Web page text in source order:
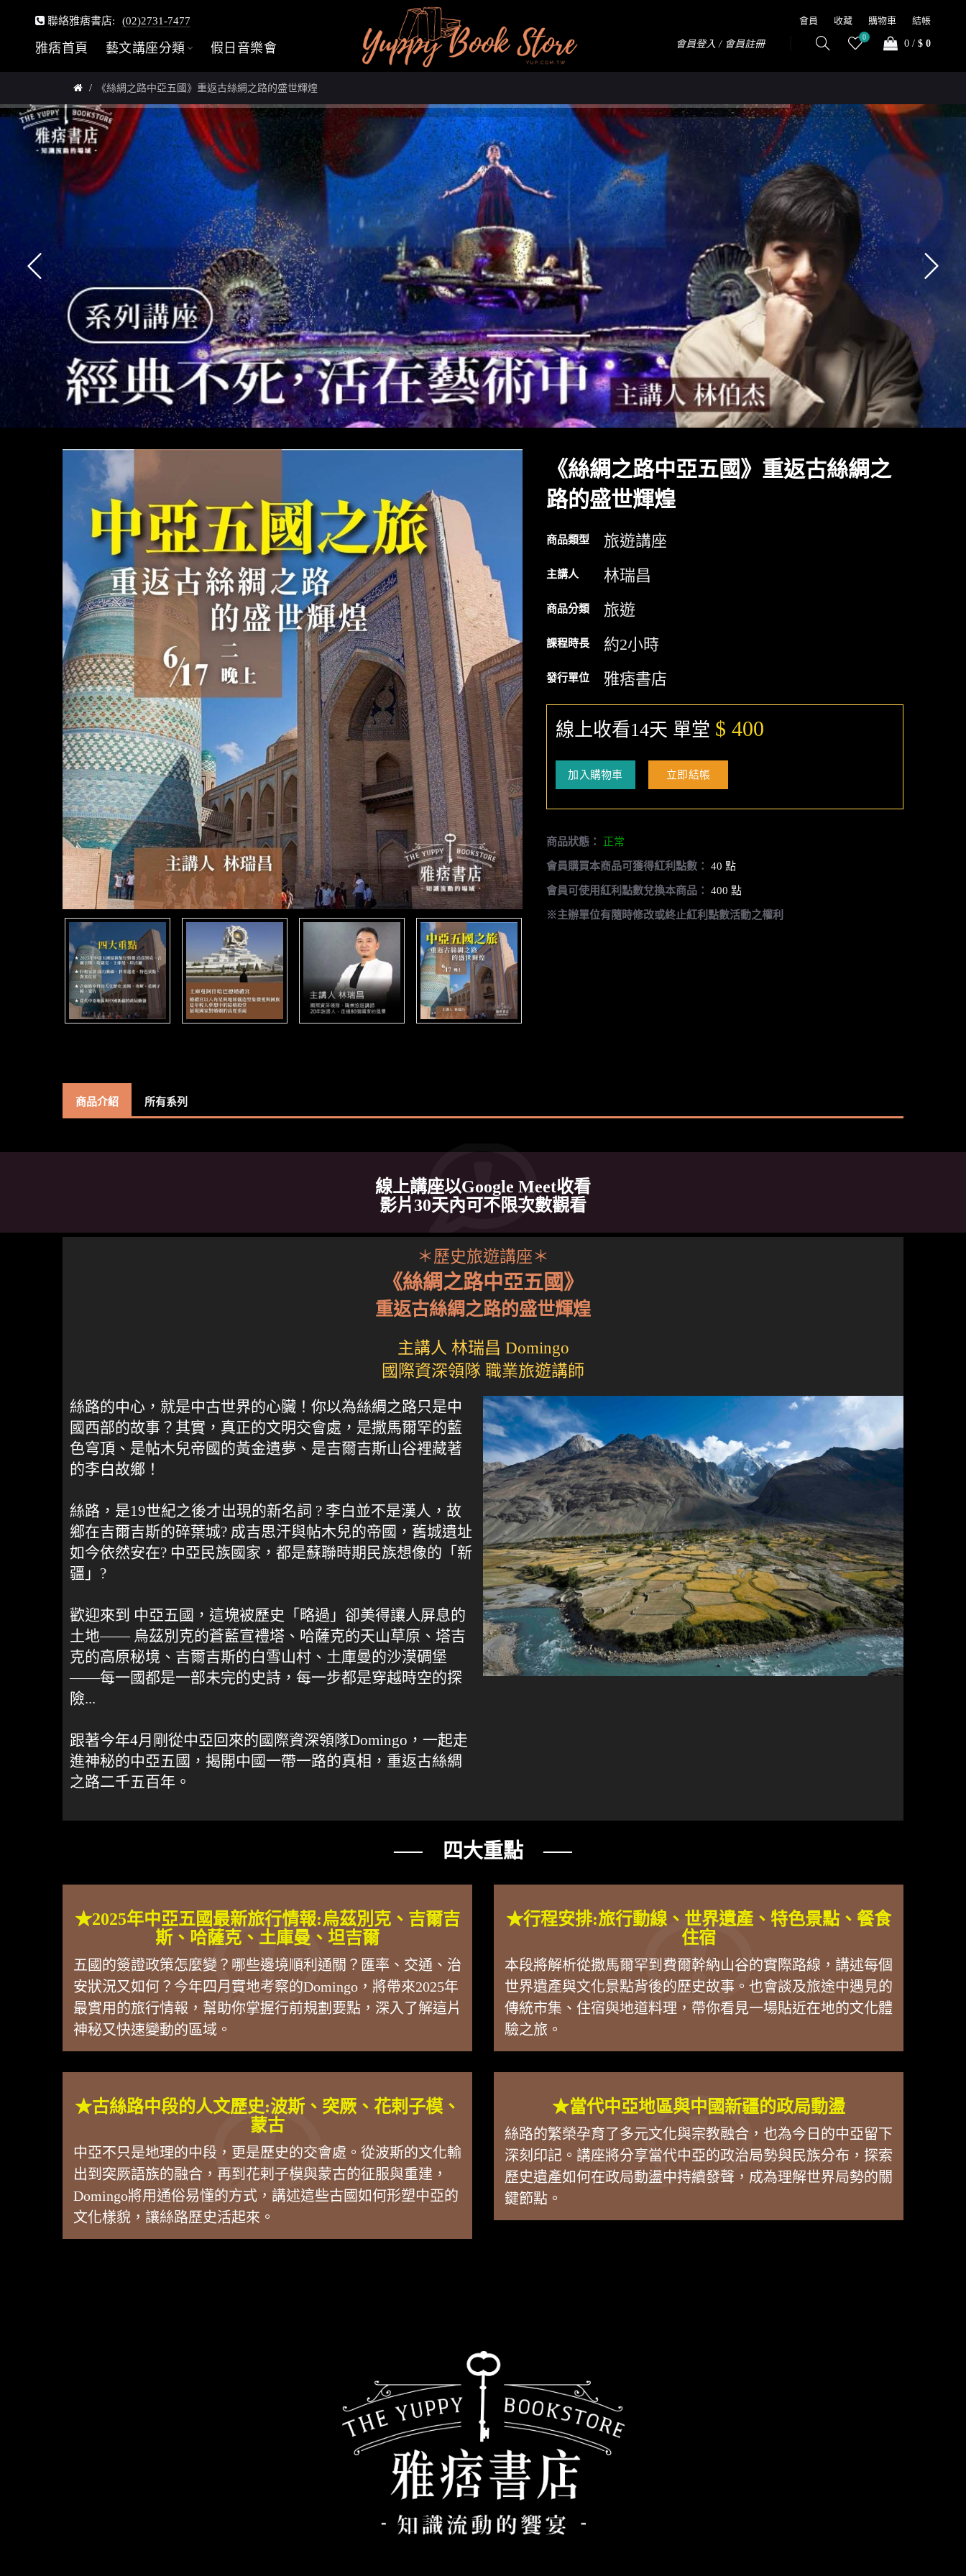
聯絡雅痞書店: (02)2731-7477
雅痞首頁 藝文講座分類 假日音樂會
會員 收藏 購物車 結帳
會員登入 / 會員註冊
0
0 / $ 0
《絲綢之路中亞五國》重返古絲綢之路的盛世輝煌
《絲綢之路中亞五國》重返古絲綢之
路的盛世輝煌
商品類型 旅遊講座
主講人 林瑞昌
商品分類 旅遊
課程時長 約2小時
發行單位 雅痞書店
線上收看14天 單堂 $ 400
加入購物車 立即結帳
商品狀態： 正常
會員購買本商品可獲得紅利點數： 40 點
會員可使用紅利點數兌換本商品： 400 點
※主辦單位有隨時修改或終止紅利點數活動之權利
商品介紹 所有系列
線上講座以Google Meet收看
影片30天內可不限次數觀看
＊歷史旅遊講座＊
《絲綢之路中亞五國》
重返古絲綢之路的盛世輝煌
主講人 林瑞昌 Domingo
國際資深領隊 職業旅遊講師
絲路的中心，就是中古世界的心臟！你以為絲綢之路只是中
國西部的故事？其實，真正的文明交會處，是撒馬爾罕的藍
色穹頂、是帖木兒帝國的黃金遺夢、是吉爾吉斯山谷裡藏著
的李白故鄉！
絲路，是19世紀之後才出現的新名詞 ? 李白並不是漢人，故
鄉在吉爾吉斯的碎葉城? 成吉思汗與帖木兒的帝國，舊城遺址
如今依然安在? 中亞民族國家，都是蘇聯時期民族想像的「新
疆」?
歡迎來到 中亞五國，這塊被歷史「略過」卻美得讓人屏息的
土地—— 烏茲別克的蒼藍宣禮塔、哈薩克的天山草原、塔吉
克的高原秘境、吉爾吉斯的白雪山村、土庫曼的沙漠碉堡
——每一國都是一部未完的史詩，每一步都是穿越時空的探
險...
跟著今年4月剛從中亞回來的國際資深領隊Domingo，一起走
進神秘的中亞五國，揭開中國一帶一路的真相，重返古絲綢
之路二千五百年。
── 四大重點 ──
★2025年中亞五國最新旅行情報:烏茲別克、吉爾吉
斯、哈薩克、土庫曼、坦吉爾
五國的簽證政策怎麼變？哪些邊境順利通關？匯率、交通、治
安狀況又如何？今年四月實地考察的Domingo，將帶來2025年
最實用的旅行情報，幫助你掌握行前規劃要點，深入了解這片
神秘又快速變動的區域。
★行程安排:旅行動線、世界遺產、特色景點、餐食
住宿
本段將解析從撒馬爾罕到費爾幹納山谷的實際路線，講述每個
世界遺產與文化景點背後的歷史故事。也會談及旅途中遇見的
傳統市集、住宿與地道料理，帶你看見一場貼近在地的文化體
驗之旅。
★古絲路中段的人文歷史:波斯、突厥、花剌子模、
蒙古
中亞不只是地理的中段，更是歷史的交會處。從波斯的文化輸
出到突厥語族的融合，再到花剌子模與蒙古的征服與重建，
Domingo將用通俗易懂的方式，講述這些古國如何形塑中亞的
文化樣貌，讓絲路歷史活起來。
★當代中亞地區與中國新疆的政局動盪
絲路的繁榮孕育了多元文化與宗教融合，也為今日的中亞留下
深刻印記。講座將分享當代中亞的政治局勢與民族分布，探索
歷史遺產如何在政局動盪中持續發聲，成為理解世界局勢的關
鍵節點。